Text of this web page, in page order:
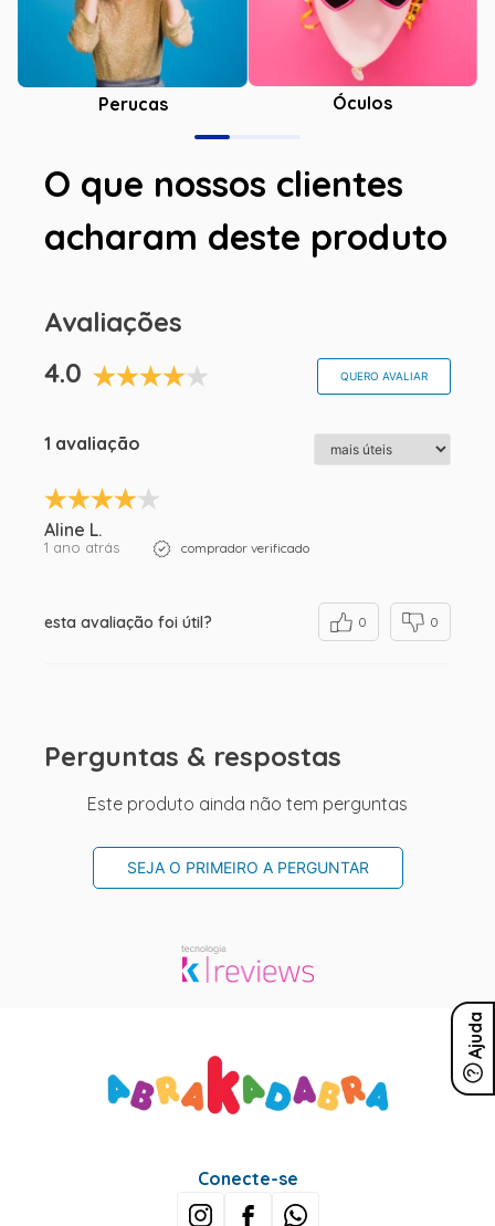
Perucas Óculos
O que nossos clientes
acharam deste produto
Avaliações
4.0
QUERO AVALIAR
1 avaliação
Aline L.
1 ano atrás comprador verificado
esta avaliação foi útil? 0 0
Perguntas & respostas
Este produto ainda não tem perguntas
SEJA O PRIMEIRO A PERGUNTAR
Ajuda
Conecte-se